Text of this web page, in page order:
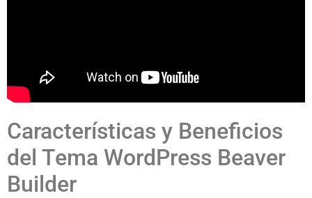
Características y Beneficios
del Tema WordPress Beaver
Builder